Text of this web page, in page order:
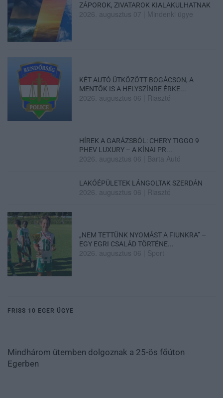
ZÁPOROK, ZIVATAROK KIALAKULHATNAK
2026. augusztus 07 Mindenki ügye
KÉT AUTÓ ÜTKÖZÖTT BOGÁCSON, A
MENTŐK IS A HELYSZÍNRE ÉRKE...
2026. augusztus 06 Riasztó
HÍREK A GARÁZSBÓL: CHERY TIGGO 9
PHEV LUXURY – A KÍNAI PR...
2026. augusztus 06 Barta Autó
LAKÓÉPÜLETEK LÁNGOLTAK SZERDÁN
2026. augusztus 06 Riasztó
„NEM TETTÜNK NYOMÁST A FIUNKRA” –
EGY EGRI CSALÁD TÖRTÉNE...
2026. augusztus 06 Sport
FRISS 10 EGER ÜGYE
Mindhárom ütemben dolgoznak a 25-ös főúton
Egerben